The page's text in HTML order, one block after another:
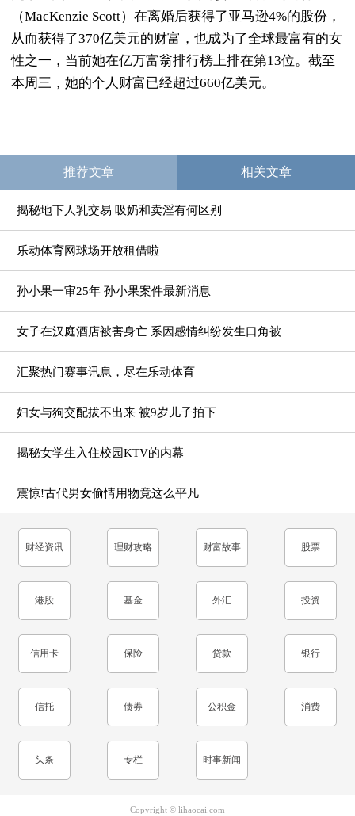
（MacKenzie Scott）在离婚后获得了亚马逊4%的股份，
从而获得了370亿美元的财富，也成为了全球最富有的女
性之一，当前她在亿万富翁排行榜上排在第13位。截至
本周三，她的个人财富已经超过660亿美元。
推荐文章 相关文章
揭秘地下人乳交易 吸奶和卖淫有何区别
乐动体育网球场开放租借啦
孙小果一审25年 孙小果案件最新消息
女子在汉庭酒店被害身亡 系因感情纠纷发生口角被
汇聚热门赛事讯息，尽在乐动体育
妇女与狗交配拔不出来 被9岁儿子拍下
揭秘女学生入住校园KTV的内幕
震惊!古代男女偷情用物竟这么平凡
财经资讯 理财攻略 财富故事 股票
港股 基金 外汇 投资
信用卡 保险 贷款 银行
信托 债券 公积金 消费
头条 专栏 时事新闻
Copyright © lihaocai.com